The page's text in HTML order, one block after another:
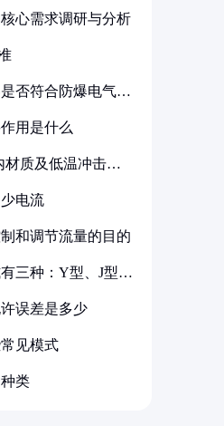
心需求调研与分析
否符合防爆电气设
用是什么
材质及低温冲击要
电流
和调节流量的目的
三种：Y型、J型、
误差是多少
见模式
类